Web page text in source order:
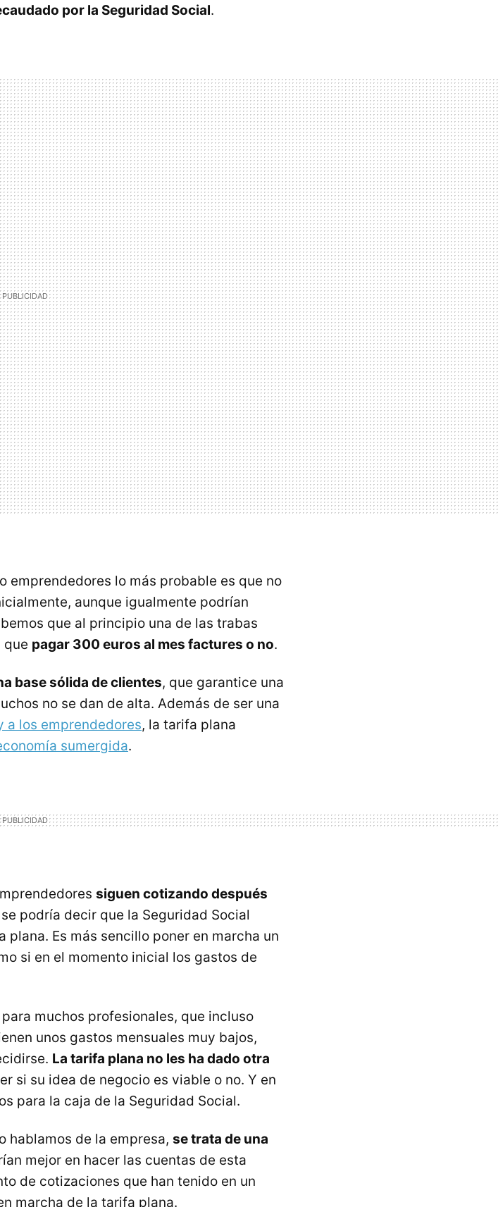
por la Seguridad Social.
emprendedores lo más probable es que no
aunque igualmente podrían
que al principio una de las trabas
que pagar 300 euros al mes factures o no.
base sólida de clientes, que garantice una
no se dan de alta. Además de ser una
a los emprendedores, la tarifa plana
sumergida.
siguen cotizando después
podría decir que la Seguridad Social
Es más sencillo poner en marcha un
si en el momento inicial los gastos de
muchos profesionales, que incluso
unos gastos mensuales muy bajos,
La tarifa plana no les ha dado otra
si su idea de negocio es viable o no. Y en
para la caja de la Seguridad Social.
hablamos de la empresa, se trata de una
mejor en hacer las cuentas de esta
de cotizaciones que han tenido en un
marcha de la tarifa plana.